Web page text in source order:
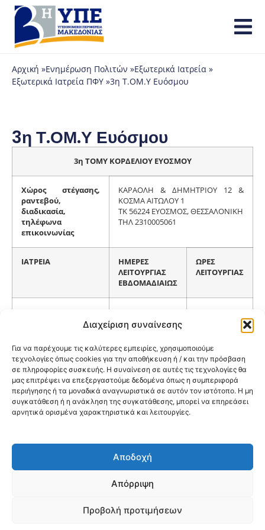
Διαχείριση συναίνεσης
Για να παρέχουμε τις καλύτερες εμπειρίες, χρησιμοποιούμε
τεχνολογίες όπως cookies για την αποθήκευση ή / και την πρόσβαση
σε πληροφορίες συσκευής. Η συναίνεση σε αυτές τις τεχνολογίες θα
μας επιτρέψει να επεξεργαστούμε δεδομένα όπως η συμπεριφορά
περιήγησης ή τα μοναδικά αναγνωριστικά σε αυτόν τον ιστότοπο. Η μη
συγκατάθεση ή η ανάκληση της συγκατάθεσης, μπορεί να επηρεάσει
αρνητικά ορισμένα χαρακτηριστικά και λειτουργίες.
Αποδοχή
Απόρριψη
Προβολή προτιμήσεων
Αρχική »Ενημέρωση Πολιτών »Εξωτερικά Ιατρεία »
Εξωτερικά Ιατρεία ΠΦΥ »3η Τ.ΟΜ.Υ Ευόσμου
3η Τ.ΟΜ.Υ Ευόσμου
3η ΤΟΜΥ ΚΟΡΔΕΛΙΟΥ ΕΥΟΣΜΟΥ
Χώρος στέγασης,
ραντεβού,
διαδικασία,
τηλέφωνα
επικοινωνίας
ΚΑΡΑΟΛΗ & ΔΗΜΗΤΡΙΟΥ 12 &
ΚΟΣΜΑ ΑΙΤΩΛΟΥ 1
ΤΚ 56224 ΕΥΟΣΜΟΣ, ΘΕΣΣΑΛΟΝΙΚΗ
ΤΗΛ 2310005061
ΙΑΤΡΕΙΑ
ΗΜΕΡΕΣ
ΛΕΙΤΟΥΡΓΙΑΣ
ΕΒΔΟΜΑΔΙΑΙΩΣ
ΩΡΕΣ
ΛΕΙΤΟΥΡΓΙΑΣ
ΙΑΤΡΕΙΟ ΓΕΝΙΚΗΣ
ΙΑΤΡΙΚΗΣ
ΔΕ/ΤΡ/ΤΕ/ΠΕ/ΠΑ 14:00-21:00
ΠΑΙΔΙΑΤΡΙΚΟ
ΔΕ/ΤΡ/ΤΕ/ΠΕ 08:00-15:00
@2026 3ype.gr All rights reserved
Θεσσαλονίκη, ΕλλάδαΤηλ: +30 2311 226 200
01003 Website Visits: 1597770